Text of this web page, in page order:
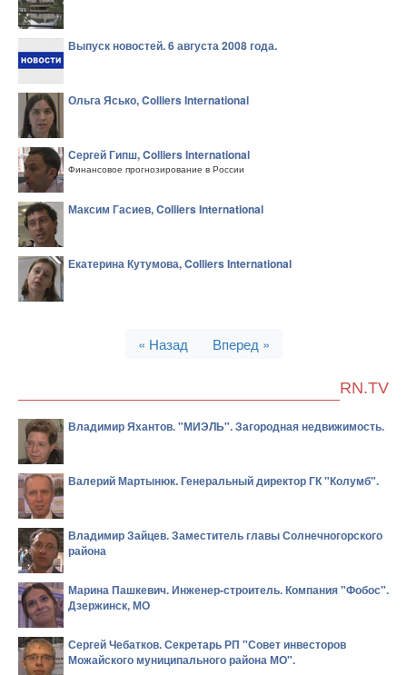
Выпуск новостей. 6 августа 2008 года.
Ольга Ясько, Colliers International
Сергей Гипш, Colliers International
Финансовое прогнозирование в России
Максим Гасиев, Colliers International
Екатерина Кутумова, Colliers International
« Назад Вперед »
RN.TV
Владимир Яхантов. "МИЭЛЬ". Загородная недвижимость.
Валерий Мартынюк. Генеральный директор ГК "Колумб".
Владимир Зайцев. Заместитель главы Солнечногорского
района
Марина Пашкевич. Инженер-строитель. Компания "Фобос".
Дзержинск, МО
Сергей Чебатков. Секретарь РП "Совет инвесторов
Можайского муниципального района МО".